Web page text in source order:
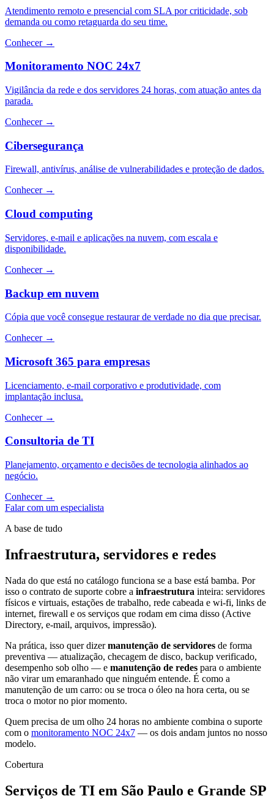
Atendimento remoto e presencial com SLA por criticidade, sob
demanda ou como retaguarda do seu time.
Conhecer →
Monitoramento NOC 24x7
Vigilância da rede e dos servidores 24 horas, com atuação antes da
parada.
Conhecer →
Cibersegurança
Firewall, antivírus, análise de vulnerabilidades e proteção de dados.
Conhecer →
Cloud computing
Servidores, e-mail e aplicações na nuvem, com escala e
disponibilidade.
Conhecer →
Backup em nuvem
Cópia que você consegue restaurar de verdade no dia que precisar.
Conhecer →
Microsoft 365 para empresas
Licenciamento, e-mail corporativo e produtividade, com
implantação inclusa.
Conhecer →
Consultoria de TI
Planejamento, orçamento e decisões de tecnologia alinhados ao
negócio.
Conhecer →
Falar com um especialista
A base de tudo
Infraestrutura, servidores e redes
Nada do que está no catálogo funciona se a base está bamba. Por
isso o contrato de suporte cobre a infraestrutura inteira: servidores
físicos e virtuais, estações de trabalho, rede cabeada e wi-fi, links de
internet, firewall e os serviços que rodam em cima disso (Active
Directory, e-mail, arquivos, impressão).
Na prática, isso quer dizermanutenção de servidores de forma
preventiva — atualização, checagem de disco, backup verificado,
desempenho sob olho — e manutenção de redes para o ambiente
não virar um emaranhado que ninguém entende. É como a
manutenção de um carro: ou se troca o óleo na hora certa, ou se
troca o motor no pior momento.
Quem precisa de um olho 24 horas no ambiente combina o suporte
com o monitoramento NOC 24x7 — os dois andam juntos no nosso
modelo.
Cobertura
Serviços de TI em São Paulo e Grande SP